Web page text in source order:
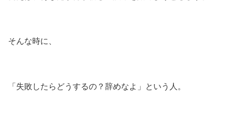
そんな時に、
「失敗したらどうするの？辞めなよ」という人。